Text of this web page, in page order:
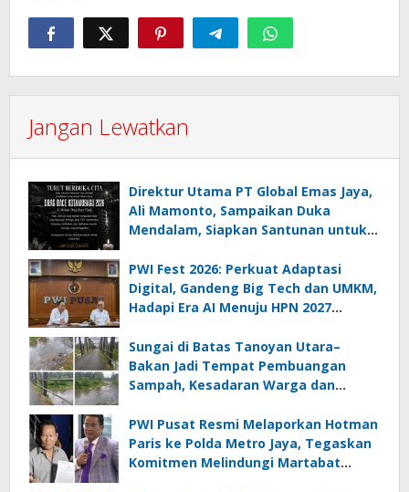
Jangan Lewatkan
Direktur Utama PT Global Emas Jaya,
Ali Mamonto, Sampaikan Duka
Mendalam, Siapkan Santunan untuk
PWI Fest 2026: Perkuat Adaptasi
Digital, Gandeng Big Tech dan UMKM,
Hadapi Era AI Menuju HPN 2027
Sungai di Batas Tanoyan Utara–
Bakan Jadi Tempat Pembuangan
Sampah, Kesadaran Warga dan
PWI Pusat Resmi Melaporkan Hotman
Paris ke Polda Metro Jaya, Tegaskan
Komitmen Melindungi Martabat